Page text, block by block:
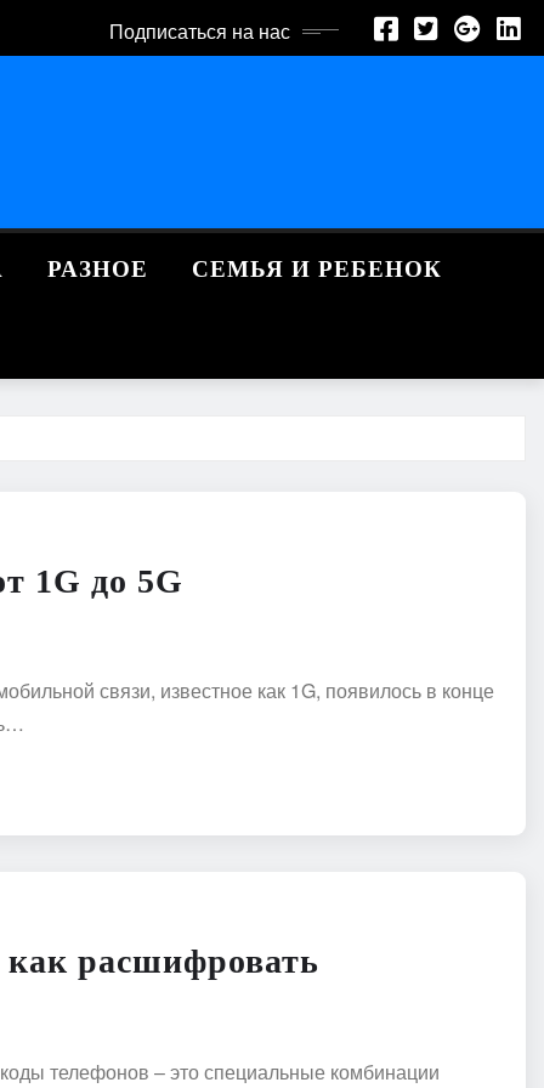
Подписаться на нас
РАЗНОЕ СЕМЬЯ И РЕБЕНОК
1G до 5G
связи, известное как 1G, появилось в конце
как расшифровать
телефонов – это специальные комбинации